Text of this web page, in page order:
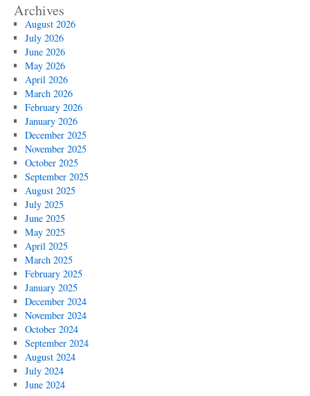
Archives
August 2026
July 2026
June 2026
May 2026
April 2026
March 2026
February 2026
January 2026
December 2025
November 2025
October 2025
September 2025
August 2025
July 2025
June 2025
May 2025
April 2025
March 2025
February 2025
January 2025
December 2024
November 2024
October 2024
September 2024
August 2024
July 2024
June 2024